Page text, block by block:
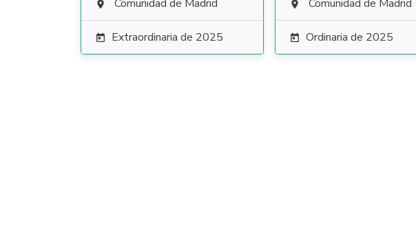
 Comunidad de Madrid
 Extraordinaria de 2025
 Comunidad de Madrid
 Ordinaria de 2025